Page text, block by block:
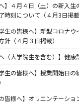
】４月４日（土）の新入
時刻について（４月3日掲載
生の皆様へ】新型コロナ
針（４月３日掲載）
（大学院生を含む）】健康
生の皆様へ】授業開始日
皆様へ】オリエンテーシ